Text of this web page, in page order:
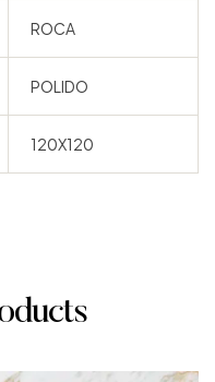
ROCA
POLIDO
120X120